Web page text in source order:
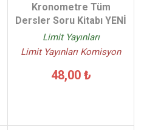
Kronometre Tüm
Dersler Soru Kitabı YENİ
Limit Yayınları
Limit Yayınları Komisyon
48,00 ₺